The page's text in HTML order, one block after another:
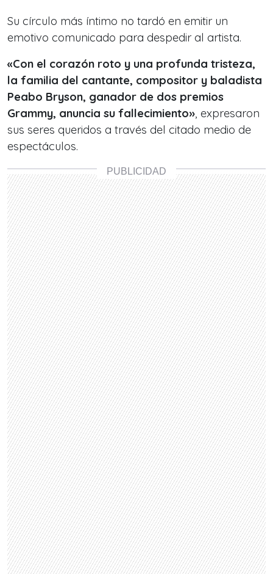
Su círculo más íntimo no tardó en emitir un
emotivo comunicado para despedir al artista.
«Con el corazón roto y una profunda tristeza,
la familia del cantante, compositor y baladista
Peabo Bryson, ganador de dos premios
Grammy, anuncia su fallecimiento», expresaron
sus seres queridos a través del citado medio de
espectáculos.